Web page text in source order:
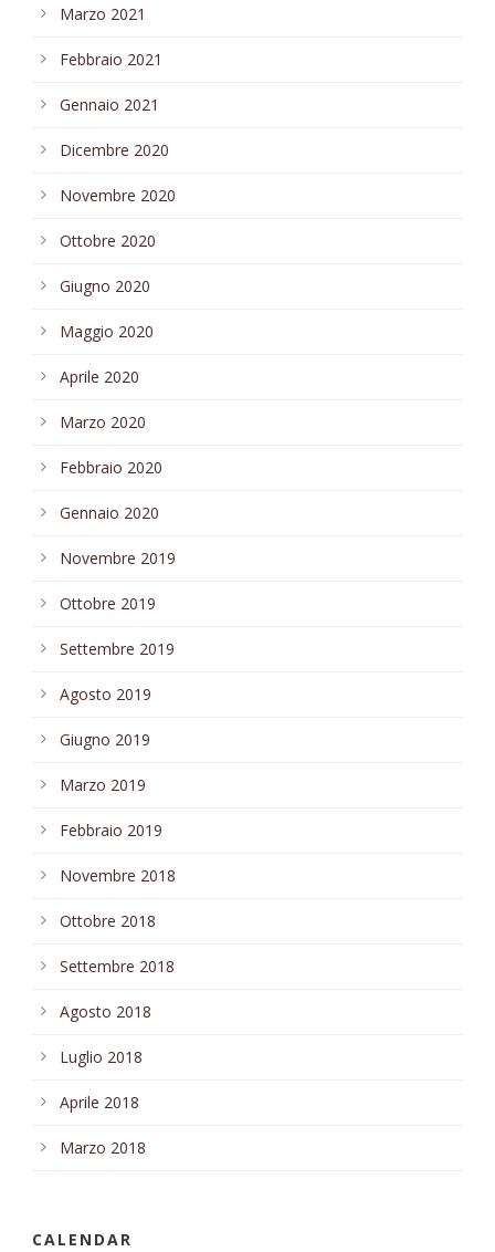
Marzo 2021
Febbraio 2021
Gennaio 2021
Dicembre 2020
Novembre 2020
Ottobre 2020
Giugno 2020
Maggio 2020
Aprile 2020
Marzo 2020
Febbraio 2020
Gennaio 2020
Novembre 2019
Ottobre 2019
Settembre 2019
Agosto 2019
Giugno 2019
Marzo 2019
Febbraio 2019
Novembre 2018
Ottobre 2018
Settembre 2018
Agosto 2018
Luglio 2018
Aprile 2018
Marzo 2018
CALENDAR